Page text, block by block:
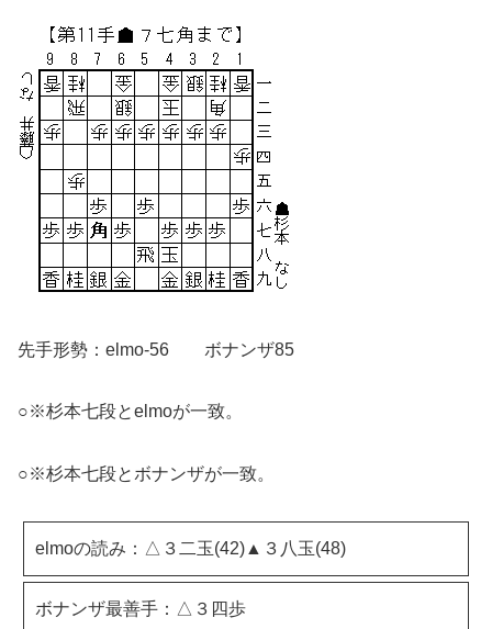
先手形勢：elmo-56 ボナンザ85
○※杉本七段とelmoが一致。
○※杉本七段とボナンザが一致。
elmoの読み：△３二玉(42)▲３八玉(48)
ボナンザ最善手：△３四歩